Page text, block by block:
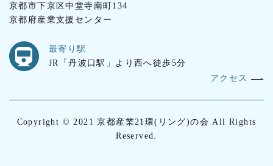
京都市下京区中堂寺南町134
京都府産業支援センター
最寄り駅
JR「丹波口駅」より西へ徒歩5分
アクセス
Copyright © 2021 京都産業21環(リング)の会 All Rights
Reserved.